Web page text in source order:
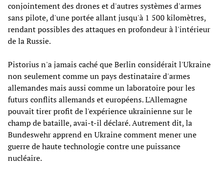
conjointement des drones et d'autres systèmes d'armes
sans pilote, d'une portée allant jusqu'à 1 500 kilomètres,
rendant possibles des attaques en profondeur à l'intérieur
de la Russie.
Pistorius n'a jamais caché que Berlin considérait l'Ukraine
non seulement comme un pays destinataire d'armes
allemandes mais aussi comme un laboratoire pour les
futurs conflits allemands et européens. L'Allemagne
pouvait tirer profit de l'expérience ukrainienne sur le
champ de bataille, avai-t-il déclaré. Autrement dit, la
Bundeswehr apprend en Ukraine comment mener une
guerre de haute technologie contre une puissance
nucléaire.